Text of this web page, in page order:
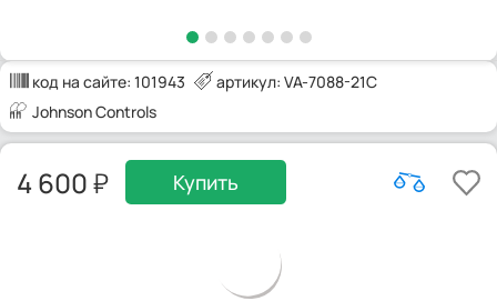
код на сайте: 101943
артикул: VA-7088-21C
Johnson Controls
4 600 Купить